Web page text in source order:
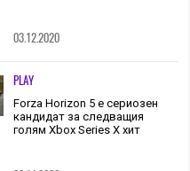
03.12.2020
PLAY
Forza Horizon 5 е сериозен
кандидат за следващия
голям Xbox Series X хит